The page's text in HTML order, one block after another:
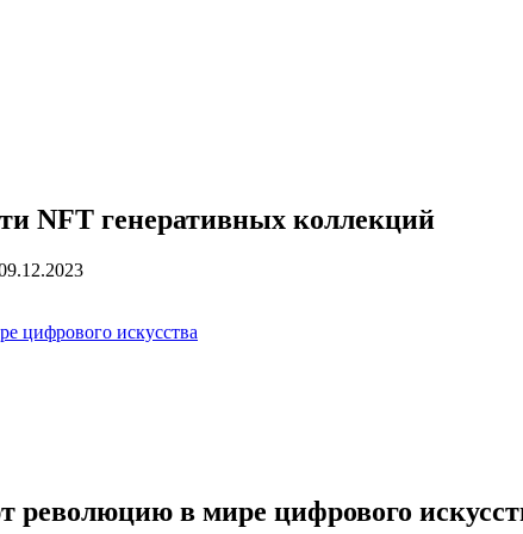
NFT генеративных коллекций
цифрового искусства
революцию в мире цифрового